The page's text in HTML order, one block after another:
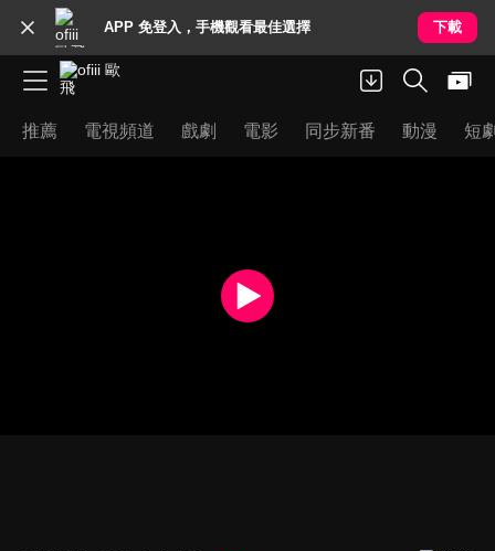
APP 免登入，手機觀看最佳選擇 下載
推薦 電視頻道 戲劇 電影 同步新番 動漫 短